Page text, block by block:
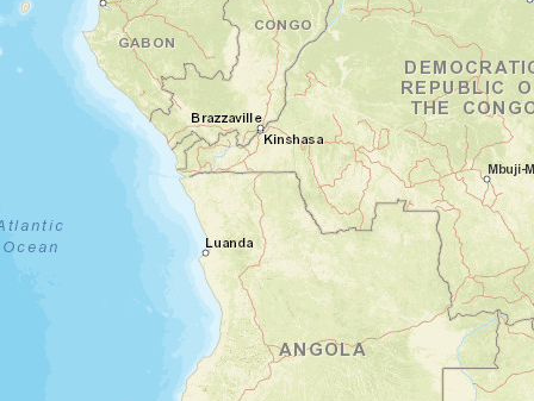
Jour 3
Immersion totale dans la vie sauvage
d’Etosha
Parc national d'Etosha
Dès l'aube, vous partez pour une journée
complète de safari dans le Parc National
d'Etosha. En liberté, vous profitez d'un
spectacle naturel hors du commun. Vous
observez les animaux dans leur habitat
naturel, un moment à la fois intense et
émouvant. Au fil de la journée, vous
traversez des paysages variés, des plaines
ouvertes aux points d'eau, où les animaux
viennent s'abreuver.